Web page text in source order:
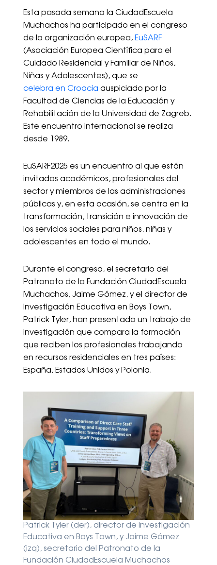
Esta pasada semana la CiudadEscuela
Muchachos ha participado en el congreso
de la organización europea, EuSARF
(Asociación Europea Científica para el
Cuidado Residencial y Familiar de Niños,
Niñas y Adolescentes), que se
celebra en Croacia auspiciado por la
Facultad de Ciencias de la Educación y
Rehabilitación de la Universidad de Zagreb.
Este encuentro internacional se realiza
desde 1989.
EuSARF2025 es un encuentro al que están
invitados académicos, profesionales del
sector y miembros de las administraciones
públicas y, en esta ocasión, se centra en la
transformación, transición e innovación de
los servicios sociales para niños, niñas y
adolescentes en todo el mundo.
Durante el congreso, el secretario del
Patronato de la Fundación CiudadEscuela
Muchachos, Jaime Gómez, y el director de
Investigación Educativa en Boys Town,
Patrick Tyler, han presentado un trabajo de
investigación que compara la formación
que reciben los profesionales trabajando
en recursos residenciales en tres países:
España, Estados Unidos y Polonia.
Patrick Tyler (der), director de Investigación
Educativa en Boys Town, y Jaime Gómez
(izq), secretario del Patronato de la
Fundación CiudadEscuela Muchachos